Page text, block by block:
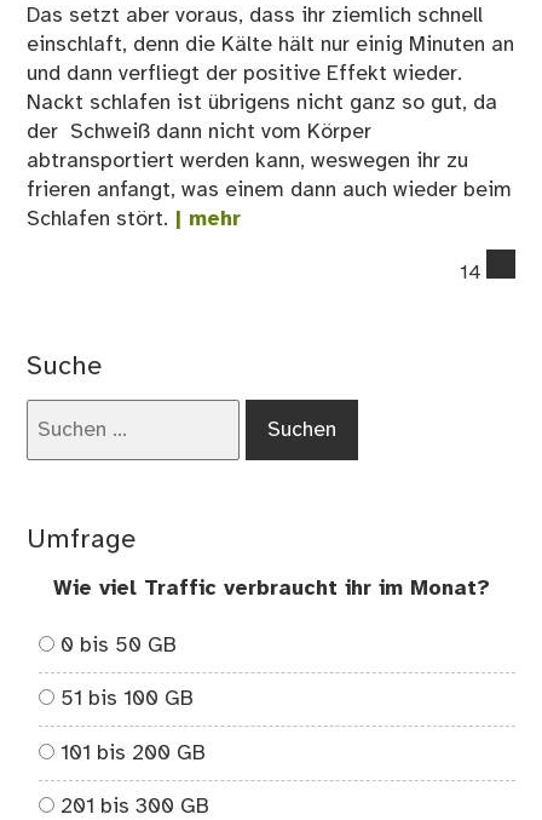
Das setzt aber voraus, dass ihr ziemlich schnell
einschlaft, denn die Kälte hält nur einig Minuten an
und dann verfliegt der positive Effekt wieder.
Nackt schlafen ist übrigens nicht ganz so gut, da
der Schweiß dann nicht vom Körper
abtransportiert werden kann, weswegen ihr zu
frieren anfangt, was einem dann auch wieder beim
Schlafen stört. | mehr
14
Suche
Umfrage
Wie viel Traffic verbraucht ihr im Monat?
0 bis 50 GB
51 bis 100 GB
101 bis 200 GB
201 bis 300 GB